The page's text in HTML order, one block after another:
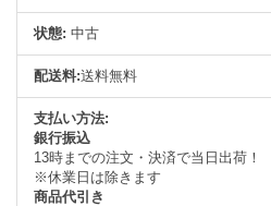
状態: 中古
配送料:送料無料
支払い方法:
銀行振込
13時までの注文・決済で当日出荷！
※休業日は除きます
商品代引き